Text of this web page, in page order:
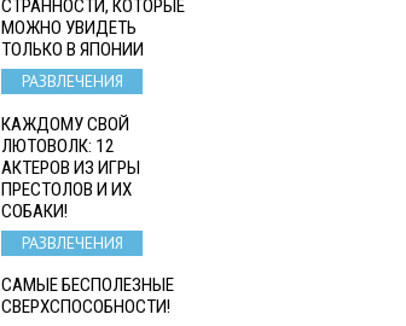
СТРАННОСТИ, КОТОРЫЕ
МОЖНО УВИДЕТЬ
ТОЛЬКО В ЯПОНИИ
РАЗВЛЕЧЕНИЯ
КАЖДОМУ СВОЙ
ЛЮТОВОЛК: 12
АКТЕРОВ ИЗ ИГРЫ
ПРЕСТОЛОВ И ИХ
СОБАКИ!
РАЗВЛЕЧЕНИЯ
САМЫЕ БЕСПОЛЕЗНЫЕ
СВЕРХСПОСОБНОСТИ!